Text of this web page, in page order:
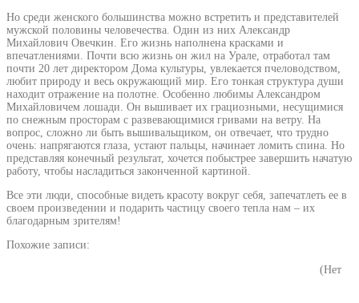
Но среди женского большинства можно встретить и представителей
мужской половины человечества. Один из них Александр
Михайлович Овечкин. Его жизнь наполнена красками и
впечатлениями. Почти всю жизнь он жил на Урале, отработал там
почти 20 лет директором Дома культуры, увлекается пчеловодством,
любит природу и весь окружающий мир. Его тонкая структура души
находит отражение на полотне. Особенно любимы Александром
Михайловичем лошади. Он вышивает их грациозными, несущимися
по снежным просторам с развевающимися гривами на ветру. На
вопрос, сложно ли быть вышивальщиком, он отвечает, что трудно
очень: напрягаются глаза, устают пальцы, начинает ломить спина. Но
представляя конечный результат, хочется побыстрее завершить начатую
работу, чтобы насладиться законченной картиной.
Все эти люди, способные видеть красоту вокруг себя, запечатлеть ее в
своем произведении и подарить частицу своего тепла нам – их
благодарным зрителям!
Похожие записи:
(Нет